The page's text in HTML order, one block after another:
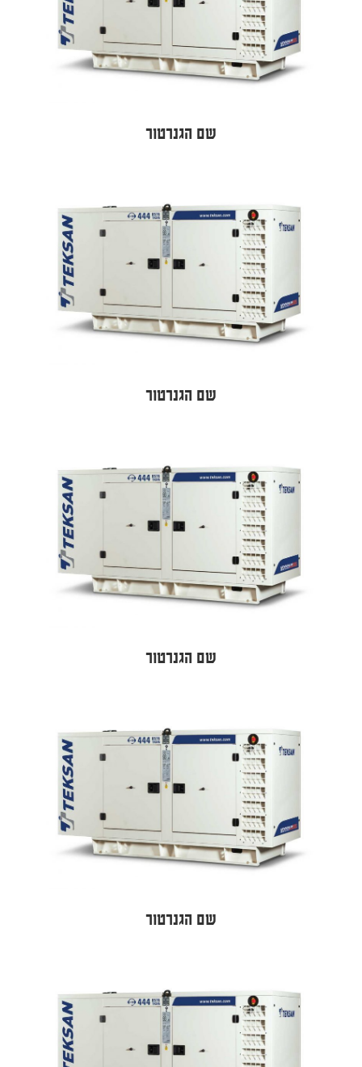
שם הגנרטור
שם הגנרטור
שם הגנרטור
שם הגנרטור